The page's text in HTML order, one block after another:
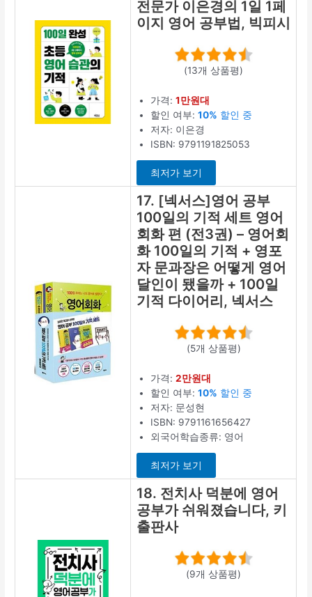
전문가 이은경의 1일 1페
이지 영어 공부법, 빅피시
(13개 상품평)
가격:1만원대
할인 여부:10% 할인 중
저자: 이은경
ISBN: 9791191825053
최저가 보기
17. [넥서스]영어 공부
100일의 기적 세트 영어
회화 편 (전3권) – 영어회
화 100일의 기적 + 영포
자 문과장은 어떻게 영어
달인이 됐을까 + 100일
기적 다이어리, 넥서스
(5개 상품평)
가격:2만원대
할인 여부:10% 할인 중
저자: 문성현
ISBN: 9791161656427
외국어학습종류: 영어
최저가 보기
18. 전치사 덕분에 영어
공부가 쉬워졌습니다, 키
출판사
(9개 상품평)